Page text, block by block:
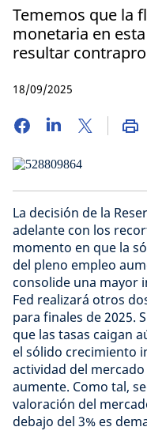
Tememos que la
monetaria en
resultar
18/09/2025
La decisión de la
adelante con los
momento en que la
del pleno empleo
consolide una mayor
Fed realizará otros
para finales de 2025.
que las tasas caigan
el sólido crecimiento
actividad del
aumente. Como tal,
valoración del
debajo del 3% es